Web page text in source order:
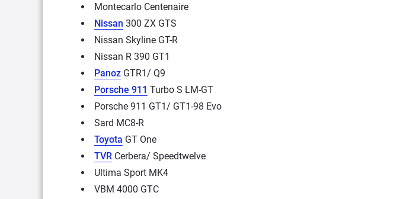
Montecarlo Centenaire
Nissan 300 ZX GTS
Nissan Skyline GT-R
Nissan R 390 GT1
Panoz GTR1/ Q9
Porsche 911 Turbo S LM-GT
Porsche 911 GT1/ GT1-98 Evo
Sard MC8-R
Toyota GT One
TVR Cerbera/ Speedtwelve
Ultima Sport MK4
VBM 4000 GTC